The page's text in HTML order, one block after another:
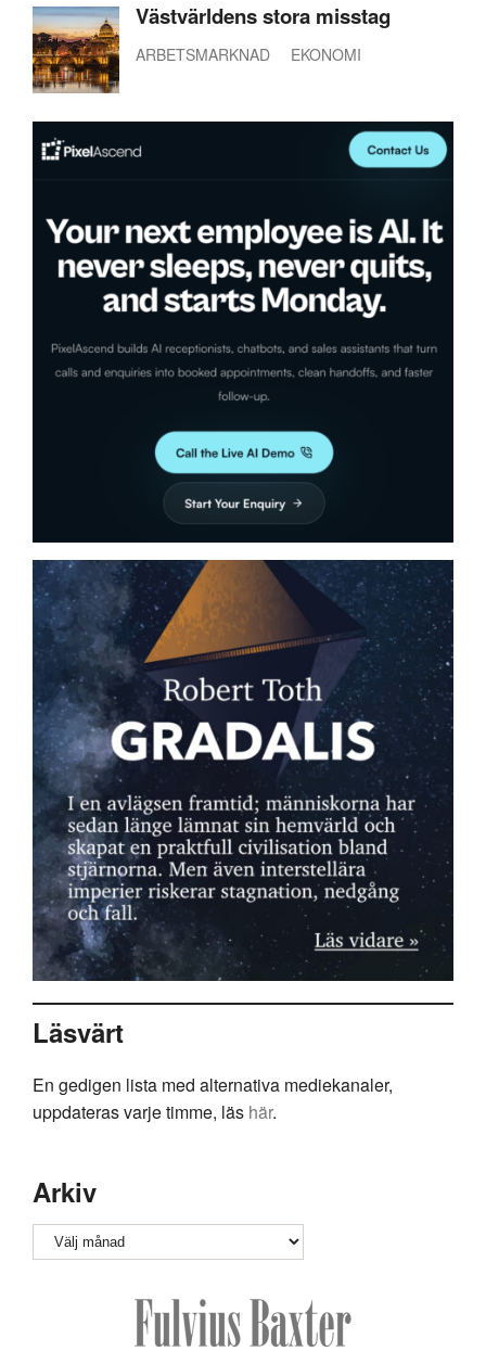
Västvärldens stora misstag
ARBETSMARKNAD EKONOMI
Läsvärt
En gedigen lista med alternativa mediekanaler,
uppdateras varje timme, läs här.
Arkiv
Arkiv